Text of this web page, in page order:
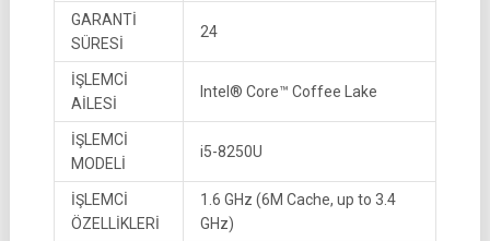
GARANTİ
SÜRESİ
24
İŞLEMCİ
AİLESİ
Intel® Core™ Coffee Lake
İŞLEMCİ
MODELİ
i5-8250U
İŞLEMCİ
ÖZELLİKLERİ
1.6 GHz (6M Cache, up to 3.4
GHz)